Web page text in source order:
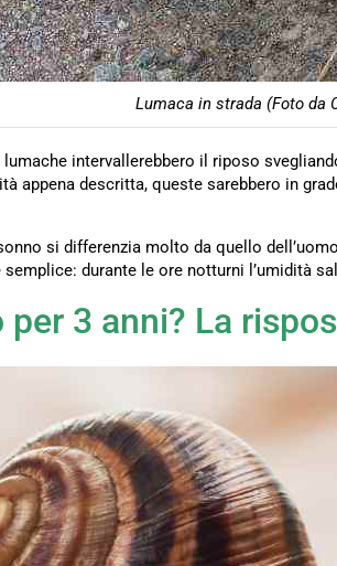
Lumaca in strada (Foto da
intervallerebbero il riposo
appena descritta, queste sarebbero in
si differenzia molto da quello
durante le ore notturni l’umidità
per 3 anni? La